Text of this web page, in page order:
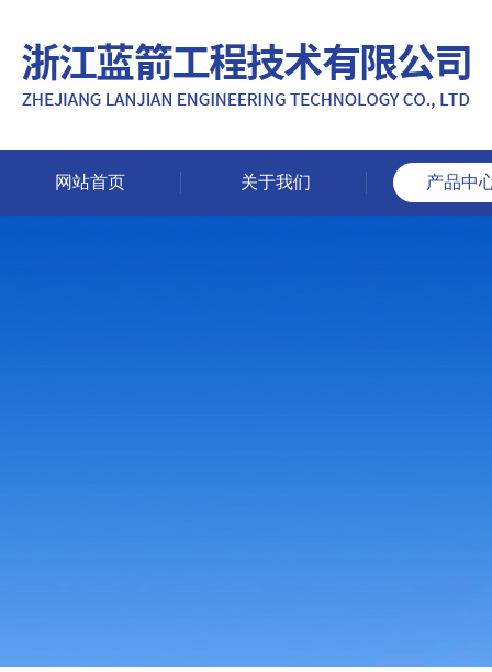
网站首页 关于我们 产品中